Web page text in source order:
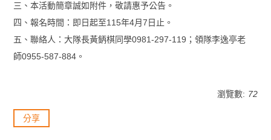
三、本活動簡章誠如附件，敬請惠予公告。
四、報名時間：即日起至115年4月7日止。
五、聯絡人：大隊長黃鈵棋同學0981-297-119；領隊李逸亭老
師0955-587-884。
瀏覽數: 72
分享